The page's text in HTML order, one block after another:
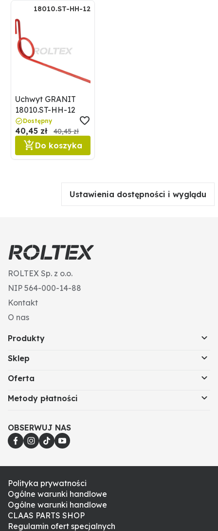
18010.ST-HH-12
Uchwyt GRANIT
18010.ST-HH-12
Dostępny
40,45 zł 40,45 zł
Do koszyka
Ustawienia dostępności i wyglądu
ROLTEX Sp. z o.o.
NIP 564-000-14-88
Kontakt
O nas
Produkty
Sklep
Oferta
Metody płatności
OBSERWUJ NAS
Polityka prywatności
Ogólne warunki handlowe
Ogólne warunki handlowe
CLAAS PARTS SHOP
Regulamin ofert specjalnych